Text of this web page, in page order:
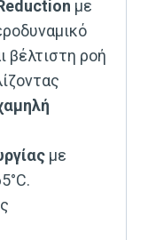
με
βέλτιστη ροή
με